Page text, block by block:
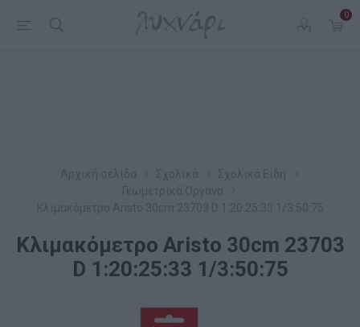
0
Κλιμακόμετρο Aristo 30cm 23703
D 1:20:25:33 1/3:50:75